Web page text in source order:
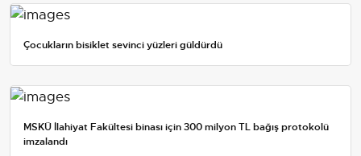
Çocukların bisiklet sevinci yüzleri güldürdü
MSKÜ İlahiyat Fakültesi binası için 300 milyon TL bağış protokolü
imzalandı